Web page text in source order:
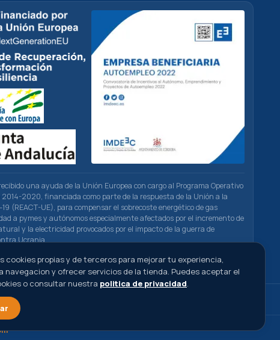
una ayuda de la Unión Europea con cargo al Programa Operativo
2014-2020, financiada como parte de la respuesta de la Unión a la
(REACT-UE), para compensar el sobrecoste energético de gas
a pymes y autónomos especialmente afectados por el incremento de
y la electricidad provocados por el impacto de la guerra de
Ucrania.
cookies propias y de terceros para mejorar tu experiencia,
navegacion y ofrecer servicios de la tienda. Puedes aceptar el
o consultar nuestra politica de privacidad.